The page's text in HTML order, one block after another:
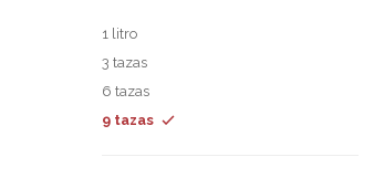
1 litro
3 tazas
6 tazas
9 tazas